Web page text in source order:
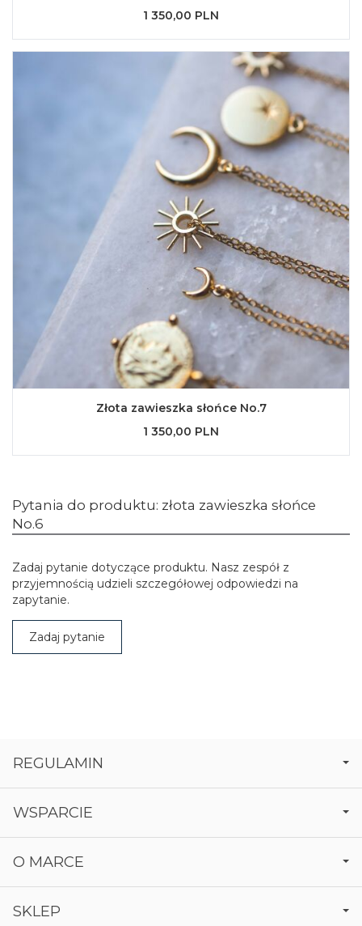
1 350,00 PLN
Złota zawieszka słońce No.7
1 350,00 PLN
Pytania do produktu: złota zawieszka słońce
No.6
Zadaj pytanie dotyczące produktu. Nasz zespół z
przyjemnością udzieli szczegółowej odpowiedzi na
zapytanie.
Zadaj pytanie
REGULAMIN
WSPARCIE
O MARCE
SKLEP